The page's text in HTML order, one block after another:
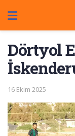
Dörtyol
16 Ekim 2025